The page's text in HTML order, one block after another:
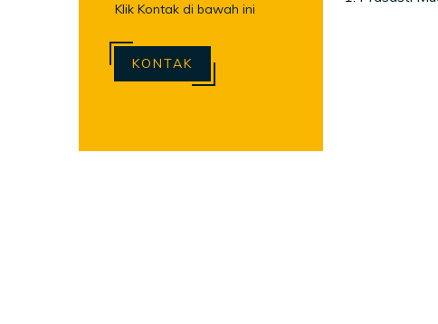
Klik Kontak di bawah ini
KONTAK